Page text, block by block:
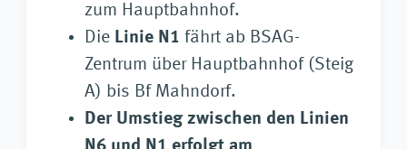
zum Hauptbahnhof.
Die Linie N1 fährt ab BSAG-
Zentrum über Hauptbahnhof (Steig
A) bis Bf Mahndorf.
Der Umstieg zwischen den Linien